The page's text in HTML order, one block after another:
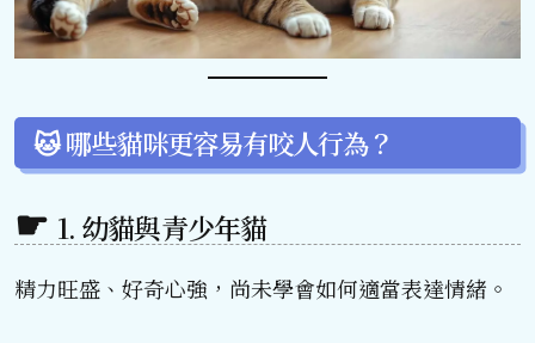
🐱 哪些貓咪更容易有咬人行為？
1. 幼貓與青少年貓
精力旺盛、好奇心強，尚未學會如何適當表達情緒。